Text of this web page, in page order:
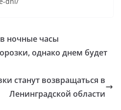
ночные часы
однако днем будет
станут возвращаться в
Ленинградской области